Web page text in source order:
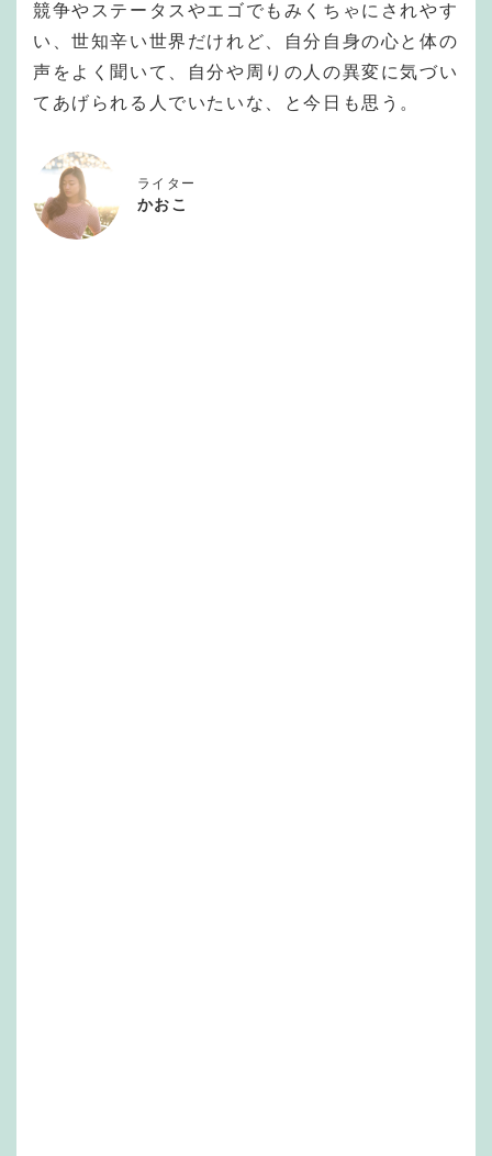
競争やステータスやエゴでもみくちゃにされやす
い、世知辛い世界だけれど、自分自身の心と体の
声をよく聞いて、自分や周りの人の異変に気づい
てあげられる人でいたいな、と今日も思う。
ライター
かおこ